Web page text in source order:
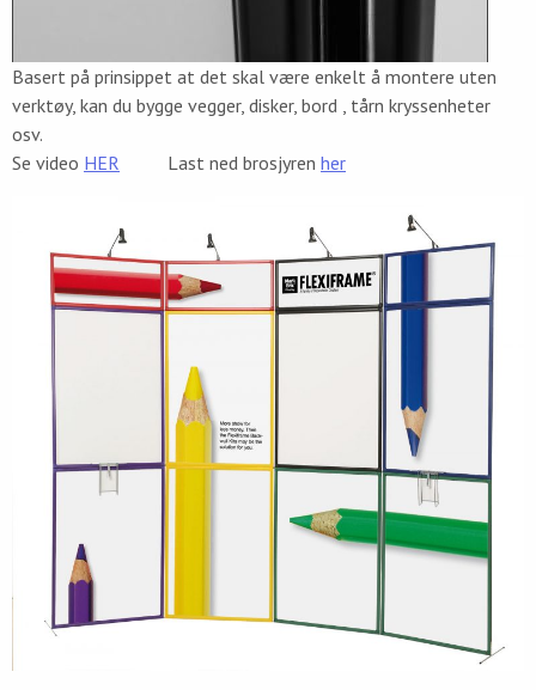
Basert på prinsippet at det skal være enkelt å montere uten
verktøy, kan du bygge vegger, disker, bord , tårn kryssenheter
osv.
Se video HER Last ned brosjyren her